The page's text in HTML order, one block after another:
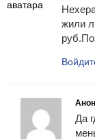
жили
Да